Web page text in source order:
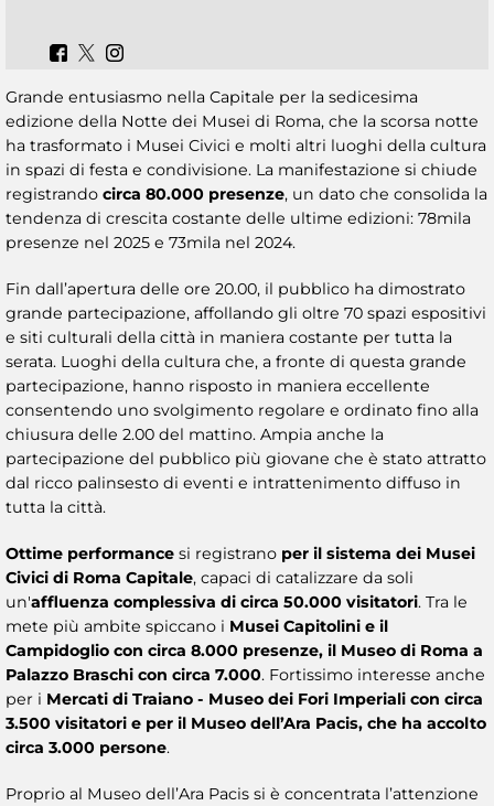
Grande entusiasmo nella Capitale per la sedicesima
edizione della Notte dei Musei di Roma, che la scorsa notte
ha trasformato i Musei Civici e molti altri luoghi della cultura
in spazi di festa e condivisione. La manifestazione si chiude
registrando circa 80.000 presenze, un dato che consolida la
tendenza di crescita costante delle ultime edizioni: 78mila
presenze nel 2025 e 73mila nel 2024.
Fin dall’apertura delle ore 20.00, il pubblico ha dimostrato
grande partecipazione, affollando gli oltre 70 spazi espositivi
e siti culturali della città in maniera costante per tutta la
serata. Luoghi della cultura che, a fronte di questa grande
partecipazione, hanno risposto in maniera eccellente
consentendo uno svolgimento regolare e ordinato fino alla
chiusura delle 2.00 del mattino. Ampia anche la
partecipazione del pubblico più giovane che è stato attratto
dal ricco palinsesto di eventi e intrattenimento diffuso in
tutta la città.
Ottime performance si registrano per il sistema dei Musei
Civici di Roma Capitale, capaci di catalizzare da soli
un'affluenza complessiva di circa 50.000 visitatori. Tra le
mete più ambite spiccano i Musei Capitolini e il
Campidoglio con circa 8.000 presenze, il Museo di Roma a
Palazzo Braschi con circa 7.000. Fortissimo interesse anche
per i Mercati di Traiano - Museo dei Fori Imperiali con circa
3.500 visitatori e per il Museo dell’Ara Pacis, che ha accolto
circa 3.000 persone.
Proprio al Museo dell’Ara Pacis si è concentrata l’attenzione